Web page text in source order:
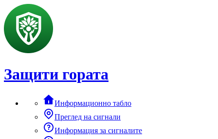
Защити гората
Информационно табло
Преглед на сигнали
Информация за сигналите